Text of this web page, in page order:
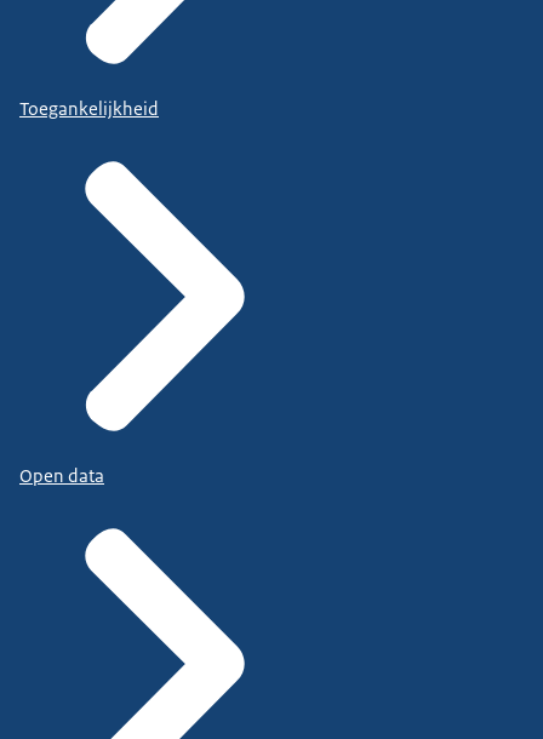
Toegankelijkheid
Open data